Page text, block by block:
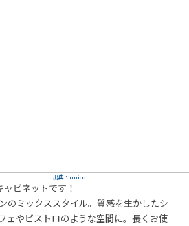
出典：unico
ビネットです！
のミックススタイル。質感を生かしたシ
ェやビストロのような空間に。長くお使